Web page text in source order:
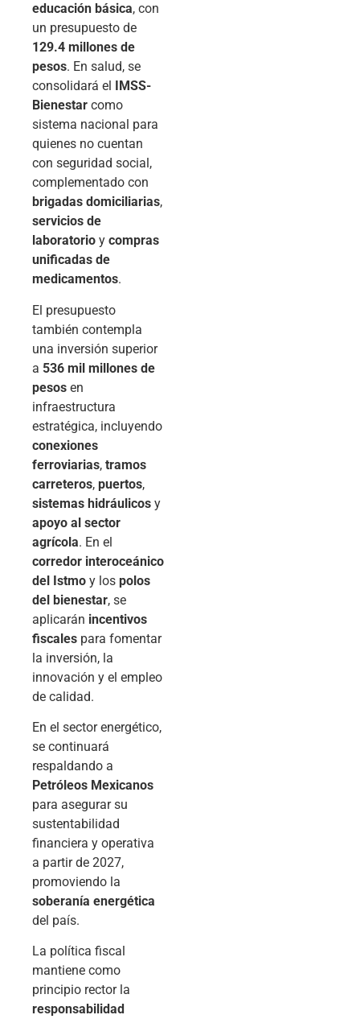
educación básica, con
un presupuesto de
129.4 millones de
pesos. En salud, se
consolidará el IMSS-
Bienestar como
sistema nacional para
quienes no cuentan
con seguridad social,
complementado con
brigadas domiciliarias,
servicios de
laboratorio y compras
unificadas de
medicamentos.
El presupuesto
también contempla
una inversión superior
a 536 mil millones de
pesos en
infraestructura
estratégica, incluyendo
conexiones
ferroviarias, tramos
carreteros, puertos,
sistemas hidráulicos y
apoyo al sector
agrícola. En el
corredor interoceánico
del Istmo y los polos
del bienestar, se
aplicarán incentivos
fiscales para fomentar
la inversión, la
innovación y el empleo
de calidad.
En el sector energético,
se continuará
respaldando a
Petróleos Mexicanos
para asegurar su
sustentabilidad
financiera y operativa
a partir de 2027,
promoviendo la
soberanía energética
del país.
La política fiscal
mantiene como
principio rector la
responsabilidad